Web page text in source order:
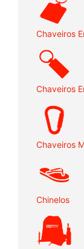
Chaveiros
Chaveiros
Chaveiros
Chinelos